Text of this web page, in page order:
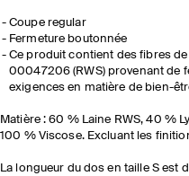
Coupe regular
Fermeture boutonnée
Ce produit contient des fibres
00047206 (RWS) provenant de
exigences en matière de bien-
Matière : 60 % Laine RWS, 40 %
100 % Viscose. Excluant les
La longueur du dos en taille S est